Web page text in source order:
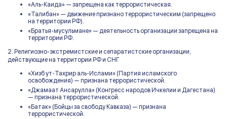
«Аль-Каида» — запрещена как террористическая.
«Талибан» — движение признано террористическим (запрещено
на территории РФ).
«Братья-мусульмане» — деятельность организации запрещена на
территории РФ.
2. Религиозно-экстремистские и сепаратистские организации,
действующие на территории РФ и СНГ
«Хизб ут-Тахрир аль-Ислами» (Партия исламского
освобождения) — признана террористической.
«Джамаат Ансарулла» (Конгресс народов Ичкелии и Дагестана)
— признана террористической.
«Батак» (Бойцы за свободу Кавказа) — признана
террористической.